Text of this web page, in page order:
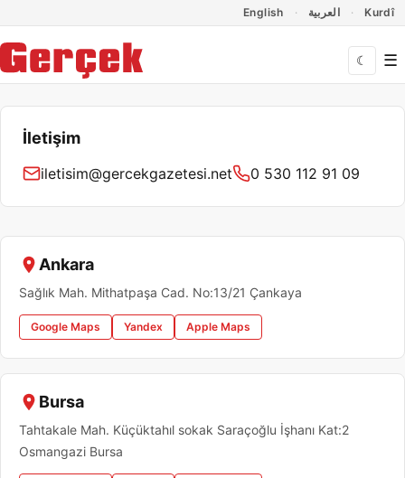
English العربية Kurdî
☾ ☰
İletişim
iletisim@gercekgazetesi.net 0 530 112 91 09
Ankara
Sağlık Mah. Mithatpaşa Cad. No:13/21 Çankaya
Google Maps Yandex Apple Maps
Bursa
Tahtakale Mah. Küçüktahıl sokak Saraçoğlu İşhanı Kat:2
Osmangazi Bursa